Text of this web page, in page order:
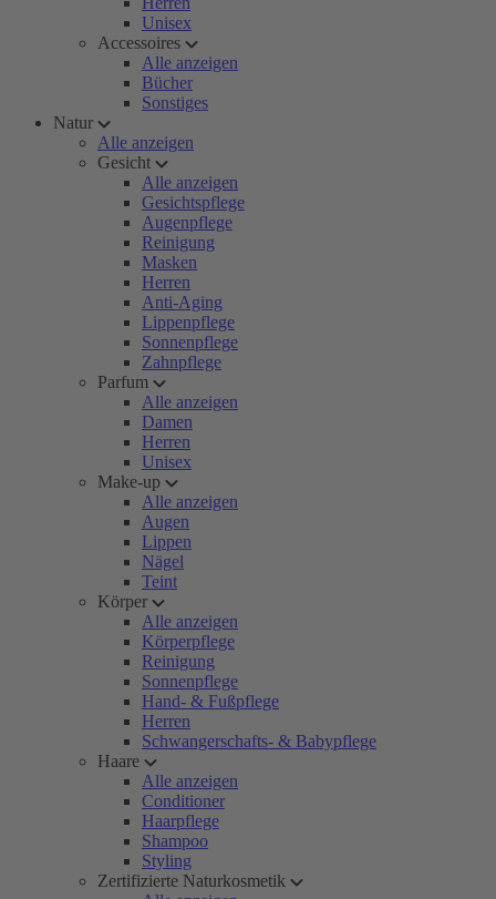
Unisex
Accessoires
Alle anzeigen
Bücher
Sonstiges
Natur
Alle anzeigen
Gesicht
Alle anzeigen
Gesichtspflege
Augenpflege
Reinigung
Masken
Herren
Anti-Aging
Lippenpflege
Sonnenpflege
Zahnpflege
Parfum
Alle anzeigen
Damen
Herren
Unisex
Make-up
Alle anzeigen
Augen
Lippen
Nägel
Teint
Körper
Alle anzeigen
Körperpflege
Reinigung
Sonnenpflege
Hand- & Fußpflege
Herren
Schwangerschafts- & Babypflege
Haare
Alle anzeigen
Conditioner
Haarpflege
Shampoo
Styling
Zertifizierte Naturkosmetik